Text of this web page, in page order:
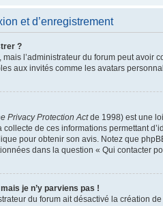
et d’enregistrement
?
l’administrateur du forum peut avoir
aux invités comme les avatars
Privacy Protection Actde 1998) est une
collecte de ces informations permettant
pour obtenir son avis. Notez que
dans la question « Qui contacter
je n’y parviens pas !
du forum ait désactivé la création